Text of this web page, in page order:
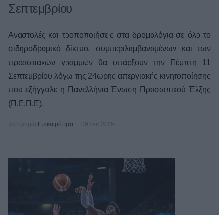
Σεπτεμβρίου
Αναστολές και τροποποιήσεις στα δρομολόγια σε όλο το
σιδηροδρομικό δίκτυο, συμπεριλαμβανομένων και των
προαστιακών γραμμών θα υπάρξουν την Πέμπτη 11
Σεπτεμβρίου λόγω της 24ωρης απεργιακής κινητοποίησης
που εξήγγειλε η Πανελλήνια Ένωση Προσωπικού Έλξης
(Π.Ε.Π.Ε).
Κατηγορία Επικαιρότητα 09 Σεπ 2025